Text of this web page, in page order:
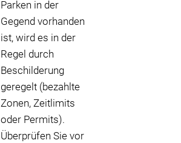
Parken in der
Gegend vorhanden
ist, wird es in der
Regel durch
Beschilderung
geregelt (bezahlte
Zonen, Zeitlimits
oder Permits).
Überprüfen Sie vor